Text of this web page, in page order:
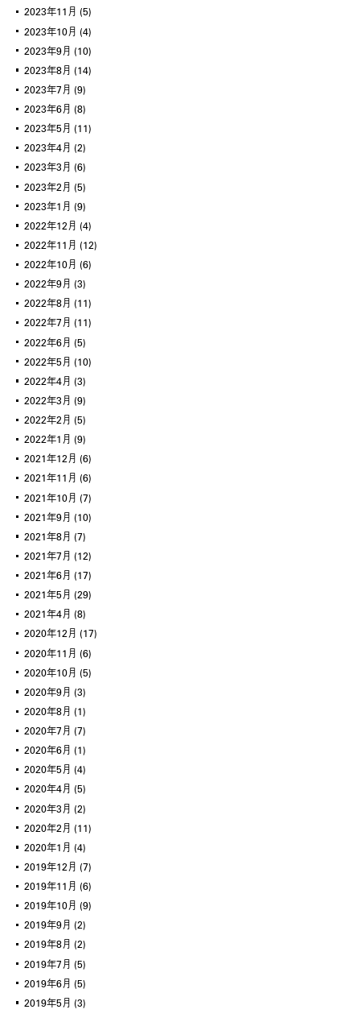
2023年11月 (5)
2023年10月 (4)
2023年9月 (10)
2023年8月 (14)
2023年7月 (9)
2023年6月 (8)
2023年5月 (11)
2023年4月 (2)
2023年3月 (6)
2023年2月 (5)
2023年1月 (9)
2022年12月 (4)
2022年11月 (12)
2022年10月 (6)
2022年9月 (3)
2022年8月 (11)
2022年7月 (11)
2022年6月 (5)
2022年5月 (10)
2022年4月 (3)
2022年3月 (9)
2022年2月 (5)
2022年1月 (9)
2021年12月 (6)
2021年11月 (6)
2021年10月 (7)
2021年9月 (10)
2021年8月 (7)
2021年7月 (12)
2021年6月 (17)
2021年5月 (29)
2021年4月 (8)
2020年12月 (17)
2020年11月 (6)
2020年10月 (5)
2020年9月 (3)
2020年8月 (1)
2020年7月 (7)
2020年6月 (1)
2020年5月 (4)
2020年4月 (5)
2020年3月 (2)
2020年2月 (11)
2020年1月 (4)
2019年12月 (7)
2019年11月 (6)
2019年10月 (9)
2019年9月 (2)
2019年8月 (2)
2019年7月 (5)
2019年6月 (5)
2019年5月 (3)